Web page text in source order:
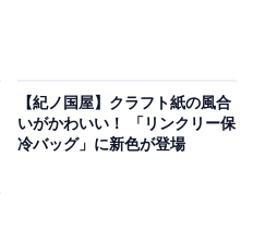
【紀ノ国屋】クラフト紙の風合
いがかわいい！ 「リンクリー保
冷バッグ」に新色が登場